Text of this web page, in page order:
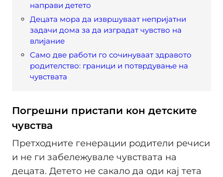
направи детето
Децата мора да извршуваат непријатни
задачи дома за да изградат чувство на
влијание
Само две работи го сочинуваат здравото
родителство: граници и потврдување на
чувствата
Погрешни пристапи кон детските
чувства
Претходните генерации родители речиси
и не ги забележувале чувствата на
децата. Детето не сакало да оди кај тета